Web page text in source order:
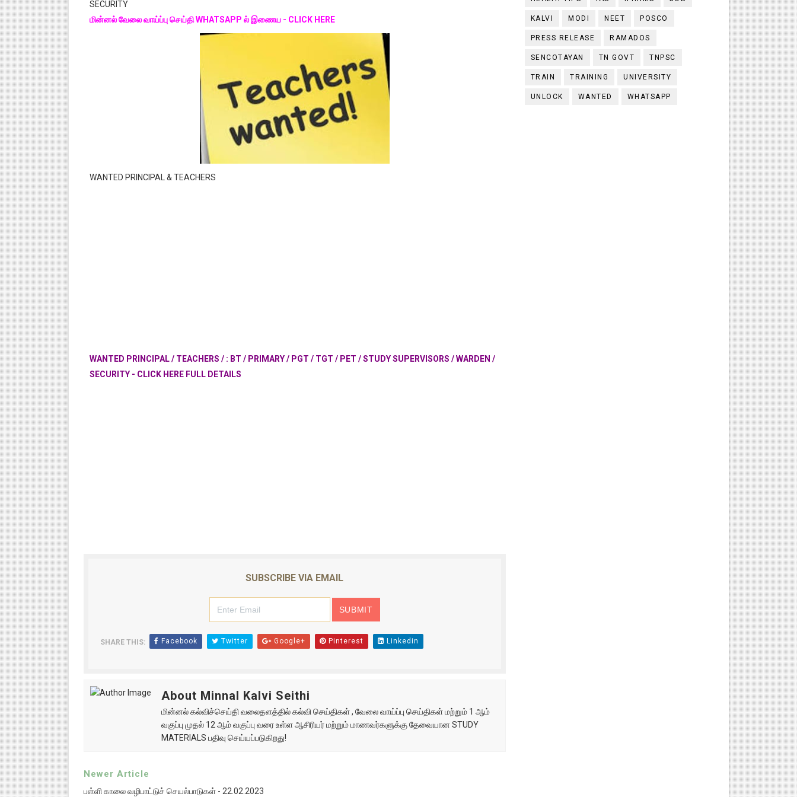
SECURITY
மின்னல் வேலை வாய்ப்பு செய்தி WHATSAPP ல் இணைய - CLICK HERE
WANTED PRINCIPAL & TEACHERS
WANTED PRINCIPAL / TEACHERS / : BT / PRIMARY / PGT / TGT / PET / STUDY SUPERVISORS / WARDEN /
SECURITY - CLICK HERE FULL DETAILS
SUBSCRIBE VIA EMAIL
SHARE THIS: Facebook Twitter Google+ Pinterest Linkedin
About Minnal Kalvi Seithi
மின்னல் கல்விச்செய்தி வலைதளத்தில் கல்வி செய்திகள் , வேலை வாய்ப்பு செய்திகள் மற்றும் 1 ஆம்
வகுப்பு முதல் 12 ஆம் வகுப்பு வரை உள்ள ஆசிரியர் மற்றும் மாணவர்களுக்கு தேவையான STUDY
MATERIALS பதிவு செய்யப்படுகிறது!
Newer Article
பள்ளி காலை வழிபாட்டுச் செயல்பாடுகள் - 22.02.2023
KALVI MODI NEET POSCO
PRESS RELEASE RAMADOS
SENCOTAYAN TN GOVT TNPSC
TRAIN TRAINING UNIVERSITY
UNLOCK WANTED WHATSAPP